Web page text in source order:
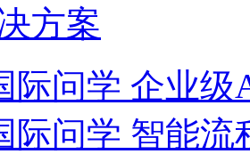
方案
际问学 企业级
际问学 智能流